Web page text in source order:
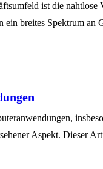
ist die
breites Spektrum an
Aspekt. Dieser